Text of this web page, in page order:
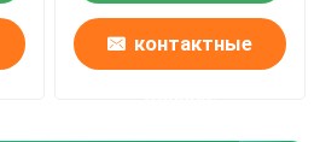
контактные